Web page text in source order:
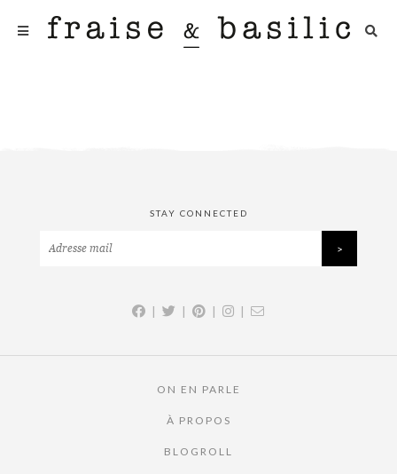
STAY CONNECTED
| | | |
ON EN PARLE
À PROPOS
BLOGROLL